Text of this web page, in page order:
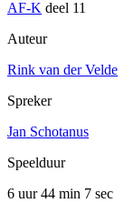
AF-K deel 11
Auteur
Rink van der Velde
Spreker
Jan Schotanus
Speelduur
6 uur 44 min 7 sec